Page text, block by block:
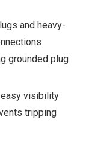
and heavy-
grounded plug
easy visibility
tripping